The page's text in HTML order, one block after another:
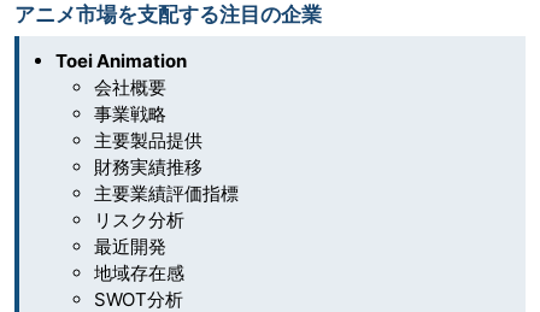
アニメ市場を支配する注目の企業
Toei Animation
会社概要
事業戦略
主要製品提供
財務実績推移
主要業績評価指標
リスク分析
最近開発
地域存在感
SWOT分析